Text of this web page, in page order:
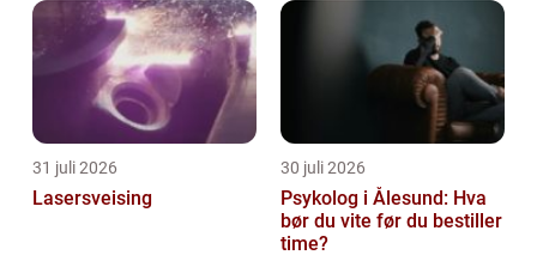
31 juli 2026
Lasersveising
30 juli 2026
Psykolog i Ålesund: Hva
bør du vite før du bestiller
time?